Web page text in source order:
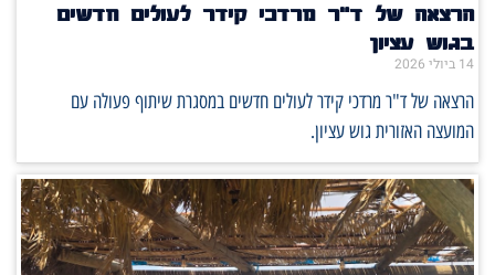
הרצאה של ד"ר מרדכי קידר לעולים חדשים
בגוש עציון
14 ביולי 2026
הרצאה של ד"ר מרדכי קידר לעולים חדשים במסגרת שיתוף פעולה עם
המועצה האזורית גוש עציון.